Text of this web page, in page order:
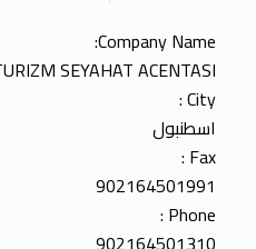
Company Name:
SEYAHAT ACENTASI
City :
اسطنبول
Fax :
902164501991
Phone :